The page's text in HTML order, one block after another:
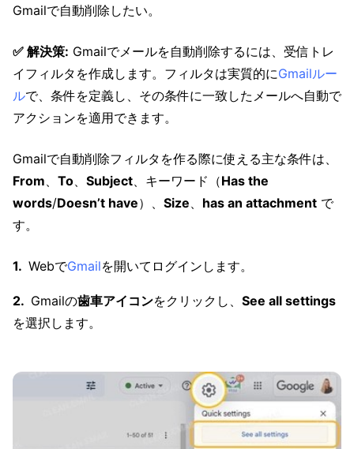
Gmailで自動削除したい。
✅ 解決策: Gmailでメールを自動削除するには、受信トレ
イフィルタを作成します。フィルタは実質的にGmailルー
ルで、条件を定義し、その条件に一致したメールへ自動で
アクションを適用できます。
Gmailで自動削除フィルタを作る際に使える主な条件は、
From、 To、 Subject、キーワード（Has the
words/Doesn’t have）、 Size、 has an attachment で
す。
WebでGmailを開いてログインします。
Gmailの歯車アイコンをクリックし、 See all settings
を選択します。